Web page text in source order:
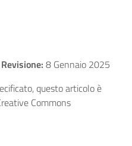
Revisione: 8 Gennaio 2025
questo articolo è
Commons